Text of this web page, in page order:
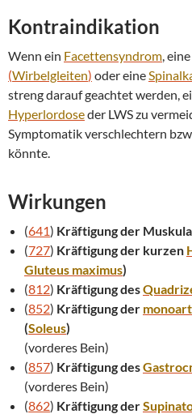
Kontraindikation
Wenn ein Facettensyndrom, eine
(Wirbelgleiten) oder eine
streng darauf geachtet werden,
Hyperlordoseder LWS zu
Symptomatik verschlechtern
könnte.
Wirkungen
(641) Kräftigung der
(727) Kräftigung der kurzen
Gluteus maximus)
(812) Kräftigung des
(852) Kräftigung der
(Soleus)
(vorderes Bein)
(857) Kräftigung des
(vorderes Bein)
(862) Kräftigung der